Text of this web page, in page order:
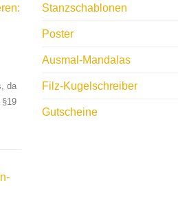
da
§19
Stanzschablonen
Poster
Ausmal-Mandalas
Filz-Kugelschreiber
Gutscheine